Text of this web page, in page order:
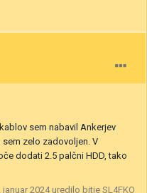
sem nabavil Ankerjev
sem zelo zadovoljen. V
dodati 2.5 palčni HDD, tako
januar 2024uredilo bitje SL4FKO